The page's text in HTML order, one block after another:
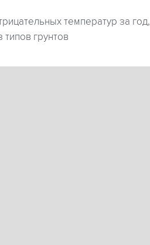
температур за год,
грунтов